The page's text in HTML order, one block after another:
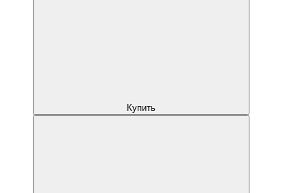
Купить